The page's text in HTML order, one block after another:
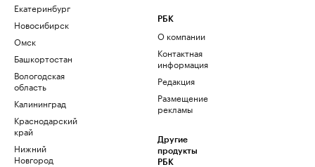
Екатеринбург
Новосибирск
Омск
Башкортостан
Вологодская
область
Калининград
Краснодарский
край
Нижний
Новгород
РБК
О компании
Контактная
информация
Редакция
Размещение
рекламы
Другие
продукты
РБК